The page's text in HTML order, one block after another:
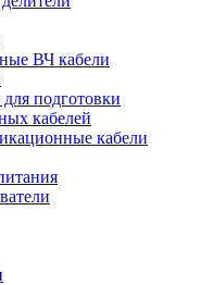
ВЧ кабели
подготовки
кабелей
кабели